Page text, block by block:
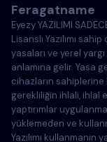
Türkçe
Polonya
Feragatname
Eyezy YAZILIMI
Lisanslı Yazılımı
yasaları ve yerel
anlamına gelir. Yasa
cihazların sahiplerine
gerekliliğin ihlali, ihlal
yaptırımlar
yüklemeden ve
Yazılımı kullanmanın